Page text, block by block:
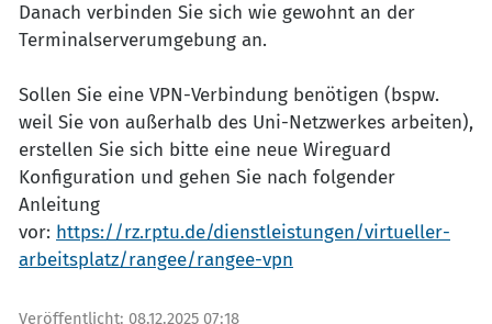
Danach verbinden Sie sich wie gewohnt an der
Terminalserverumgebung an.
Sollen Sie eine VPN-Verbindung benötigen (bspw.
weil Sie von außerhalb des Uni-Netzwerkes arbeiten),
erstellen Sie sich bitte eine neue Wireguard
Konfiguration und gehen Sie nach folgender
Anleitung
vor: https://rz.rptu.de/dienstleistungen/virtueller-
arbeitsplatz/rangee/rangee-vpn
Veröffentlicht: 08.12.2025 07:18